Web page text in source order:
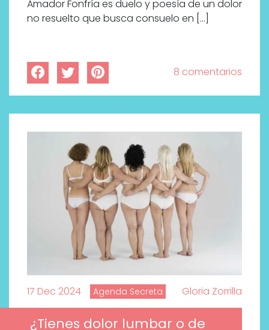
Amador Fonfría es duelo y poesía de un dolor
no resuelto que busca consuelo en […]
8 comentarios
17 Dec 2024 Agenda Secreta Gloria Zorrilla
¿Tienes dolor lumbar o de